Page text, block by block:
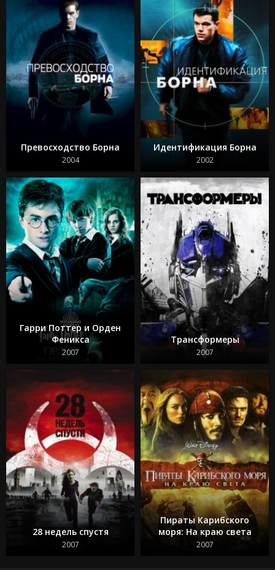
Превосходство Борна
2004
Идентификация Борна
2002
Гарри Поттер и Орден
Феникса
2007
Трансформеры
2007
28 недель спустя
2007
Пираты Карибского
моря: На краю света
2007